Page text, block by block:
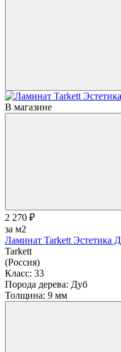
В магазине
2 270 ₽
за м2
Ламинат Tarkett Эстетика
Tarkett
(Россия)
Класс: 33
Порода дерева: Дуб
Толщина: 9 мм